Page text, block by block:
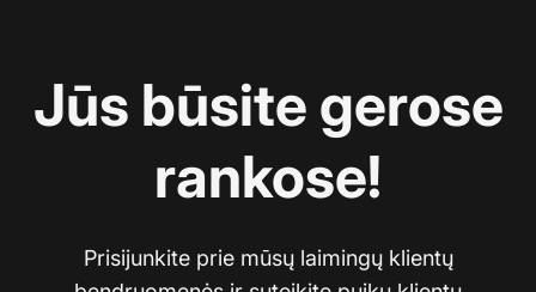
Jūs būsite gerose
rankose!
Prisijunkite prie mūsų laimingų klientų